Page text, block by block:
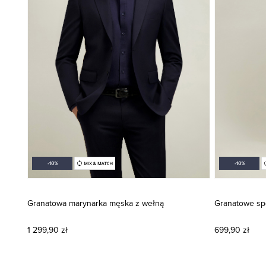
Granatowa marynarka męska z wełną
1 299,90 zł
Granatowe
699,90 zł